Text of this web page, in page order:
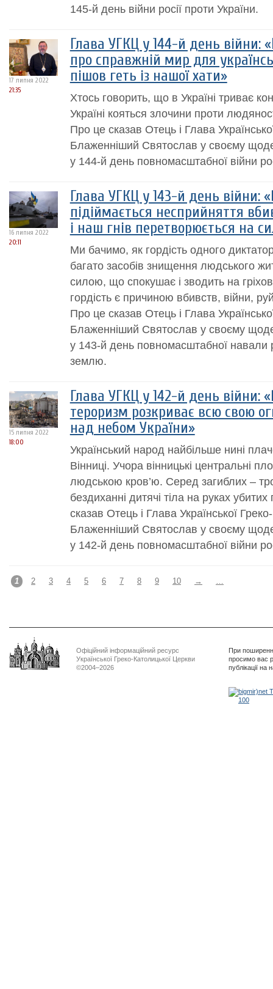
145-й день війни росії проти України.
17 липня 2022
21:35
Глава УГКЦ у 144-й день війни:
про справжній мир для
пішов геть із нашої хати»
Хтось говорить, що в Україні триває
Україні кояться злочини проти
Про це сказав Отець і Глава
Блаженніший Святослав у своєму
у 144-й день повномасштабної війни
16 липня 2022
20:11
Глава УГКЦ у 143-й день війни:
підіймається несприйняття
і наш гнів перетворюється на
Ми бачимо, як гордість одного
багато засобів знищення людського
силою, що спокушає і зводить на
гордість є причиною вбивств, війни,
Про це сказав Отець і Глава
Блаженніший Святослав у своєму
у 143-й день повномасштабної навали
землю.
15 липня 2022
18:00
Глава УГКЦ у 142-й день війни:
тероризм розкриває всю свою
над небом України»
Український народ найбільше нині
Вінниці. Учора вінницькі центральні
людською кров’ю. Серед загиблих –
бездиханні дитячі тіла на руках
сказав Отець і Глава Української
Блаженніший Святослав у своєму
у 142-й день повномасштабної війни
1 2 3 4 5 6 7 8 9 10 → …
Офіційний інформаційний ресурс
Української Греко-Католицької Церкви
©2004–2026
При
просимо вас
публікації на